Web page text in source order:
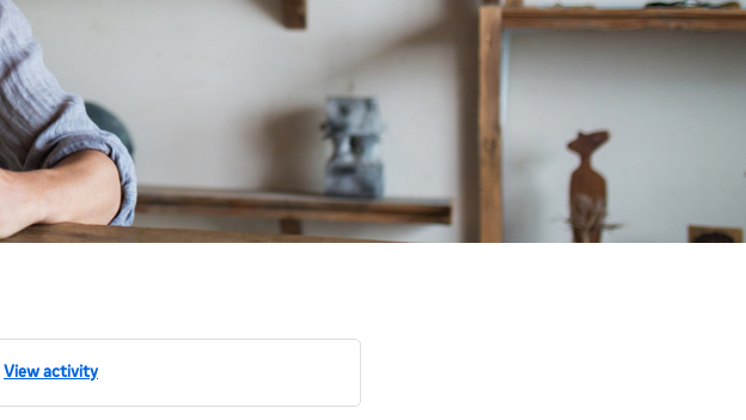
View activity